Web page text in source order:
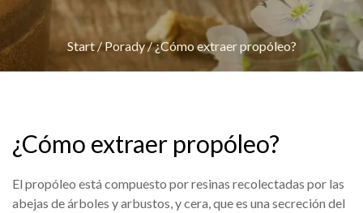
Start/Porady/¿Cómo extraer propóleo?
¿Cómo extraer propóleo?
El propóleo está compuesto por resinas recolectadas por las
abejas de árboles y arbustos, y cera, que es una secreción del